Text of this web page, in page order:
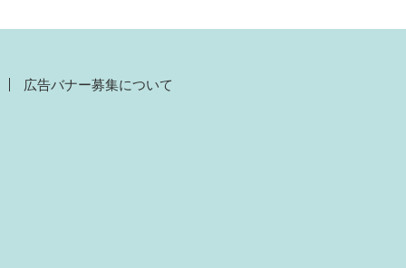
広告バナー募集について